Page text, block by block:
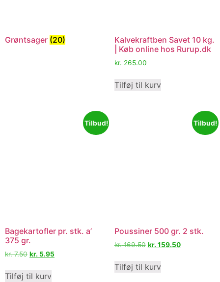
Grøntsager (20)
Kalvekraftben Savet 10 kg.
| Køb online hos Rurup.dk
kr. 265.00
Tilføj til kurv
Tilbud!
Bagekartofler pr. stk. a’
375 gr.
kr.7.50 kr. 5.95
Tilføj til kurv
Tilbud!
Poussiner 500 gr. 2 stk.
kr.169.50 kr. 159.50
Tilføj til kurv